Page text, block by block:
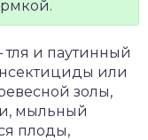
и паутинный
или
золы,
мыльный
плоды,